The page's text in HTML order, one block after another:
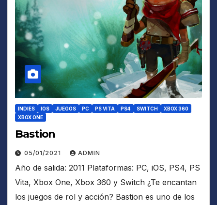
INDIES IOS JUEGOS PC PS VITA PS4 SWITCH
XBOX 360
XBOX ONE
Bastion
05/01/2021 ADMIN
Año de salida: 2011 Plataformas: PC, iOS, PS4, PS
Vita, Xbox One, Xbox 360 y Switch ¿Te encantan
los juegos de rol y acción? Bastion es uno de los